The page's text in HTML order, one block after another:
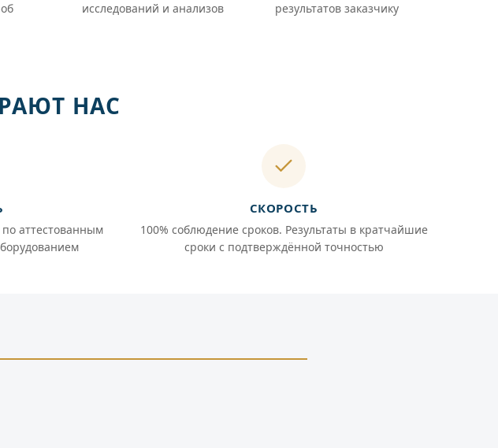
исследований и анализов
результатов заказчику
НАС
аттестованным
СКОРОСТЬ
100% соблюдение сроков. Результаты в кратчайшие
сроки с подтверждённой точностью